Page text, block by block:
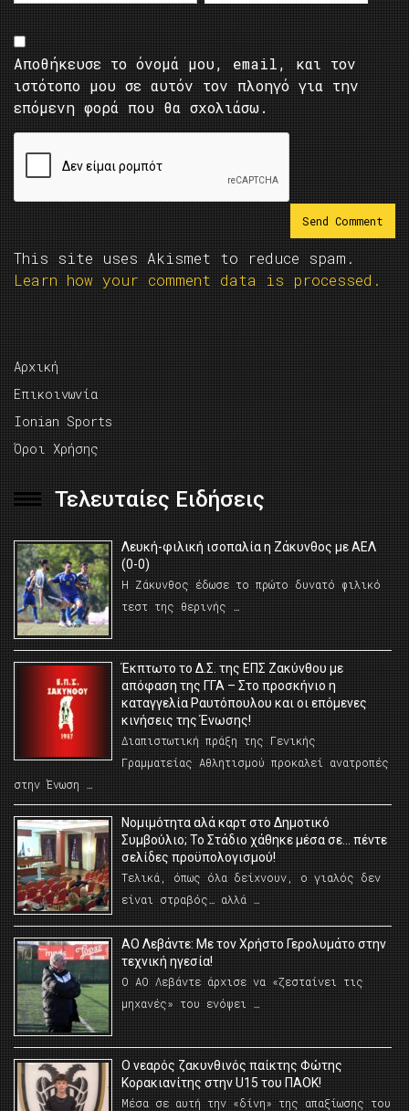
Αποθήκευσε το όνομά μου, email, και τον
ιστότοπο μου σε αυτόν τον πλοηγό για την
επόμενη φορά που θα σχολιάσω.
This site uses Akismet to reduce spam.
Learn how your comment data is processed.
Αρχική
Επικοινωνία
Ionian Sports
Όροι Χρήσης
Τελευταίες Ειδήσεις
Λευκή-φιλική ισοπαλία η Ζάκυνθος με ΑΕΛ
(0-0)
Η Ζάκυνθος έδωσε το πρώτο δυνατό φιλικό
τεστ της θερινής …
Έκπτωτο το Δ.Σ. της ΕΠΣ Ζακύνθου με
απόφαση της ΓΓΑ – Στο προσκήνιο η
καταγγελία Ραυτόπουλου και οι επόμενες
κινήσεις της Ένωσης!
Διαπιστωτική πράξη της Γενικής
Γραμματείας Αθλητισμού προκαλεί ανατροπές
στην Ένωση …
Νομιμότητα αλά καρτ στο Δημοτικό
Συμβούλιο; Το Στάδιο χάθηκε μέσα σε… πέντε
σελίδες προϋπολογισμού!
Τελικά, όπως όλα δείχνουν, ο γιαλός δεν
είναι στραβός… αλλά …
ΑΟ Λεβάντε: Με τον Χρήστο Γερολυμάτο στην
τεχνική ηγεσία!
Ο ΑΟ Λεβάντε άρχισε να «ζεσταίνει τις
μηχανές» του ενόψει …
O νεαρός ζακυνθινός παίκτης Φώτης
Κορακιανίτης στην U15 του ΠΑΟΚ!
Μέσα σε αυτή την «δίνη» της απαξίωσης του